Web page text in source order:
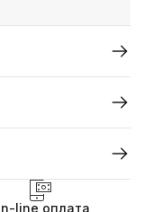
line оплата